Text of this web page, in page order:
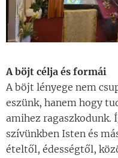
A böjt célja és formái
A böjt lényege nem
eszünk, hanem hogy
amihez ragaszkodunk.
szívünkben Isten és
ételtől, édességtől,